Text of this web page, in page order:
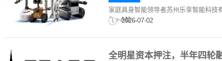
家庭具身智能领导者苏州乐享智能科技
Pre-A轮...
2026-07-02
全明星资本押注，半年四轮